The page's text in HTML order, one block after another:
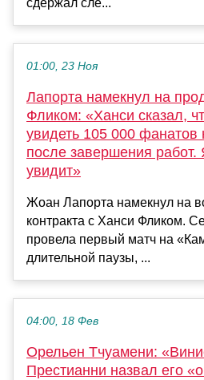
сдержал сле...
01:00, 23 Ноя
Лапорта намекнул на
Фликом: «Ханси сказал,
увидеть 105 000
после завершения работ.
увидит»
Жоан Лапорта намекнул на
контракта с Ханси Фликом.
провела первый матч на
длительной паузы, ...
04:00, 18 Фев
Орельен Тчуамени:
Престианни назвал его